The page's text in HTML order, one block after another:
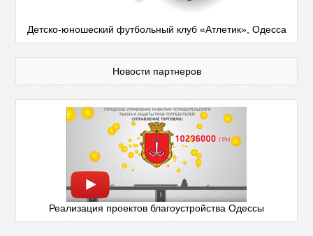
Детско-юношеский футбольный клуб «Атлетик», Одесса
Новости партнеров
Реализация проектов благоустройства Одессы